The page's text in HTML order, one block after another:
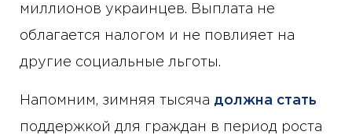
миллионов украинцев. Выплата не
облагается налогом и не повлияет на
другие социальные льготы.
Напомним, зимняя тысяча должна стать
поддержкой для граждан в период роста